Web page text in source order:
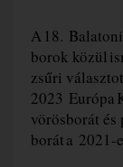
A 18.
borok közül
zsűri
2023 Európa
vörösborát és
borát a 2021-